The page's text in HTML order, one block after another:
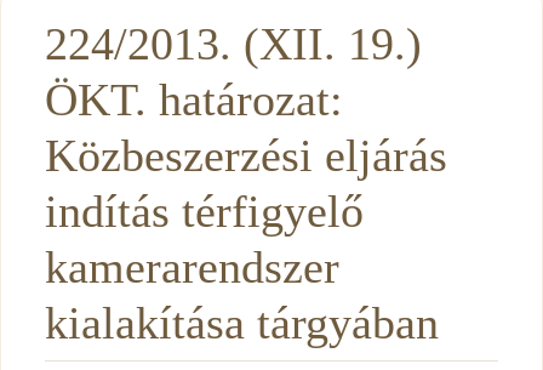
224/2013. (XII. 19.)
ÖKT. határozat:
Közbeszerzési eljárás
indítás térfigyelő
kamerarendszer
kialakítása tárgyában